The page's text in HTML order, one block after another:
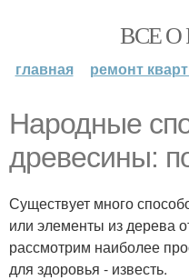
ВСЕ
главная ремонт
Народные
древесины:
Существует много
или элементы из дерева
рассмотрим наиболее
для здоровья - известь.